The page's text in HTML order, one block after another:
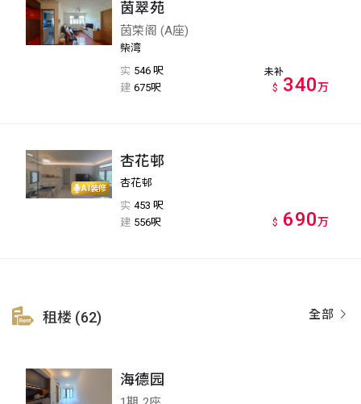
茵翠苑
茵荣阁 (A座)
柴湾
实 546 呎
建 675呎
未补
$ 340万
AI装修
杏花邨
杏花邨
实 453 呎
建 556呎 $ 690万
全部
租楼 (62)
海德园